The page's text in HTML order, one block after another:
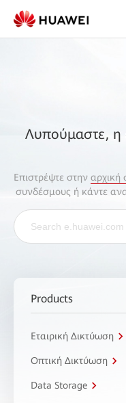
Λυπούμαστε, η
Επιστρέψτε στην αρχική
συνδέσμους ή κάντε
Products
Εταιρική Δικτύωση
Οπτική Δικτύωση
Data Storage